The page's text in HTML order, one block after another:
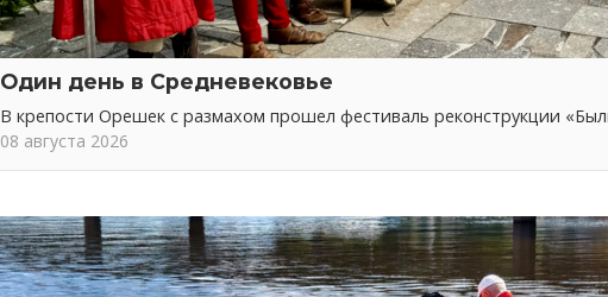
Один день в Средневековье
В крепости Орешек с размахом прошел фестиваль реконструкции
08 августа 2026